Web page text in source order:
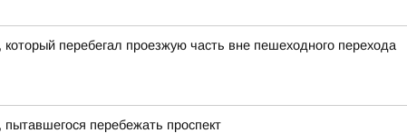
перебегал проезжую часть вне пешеходного перехода
перебежать проспект